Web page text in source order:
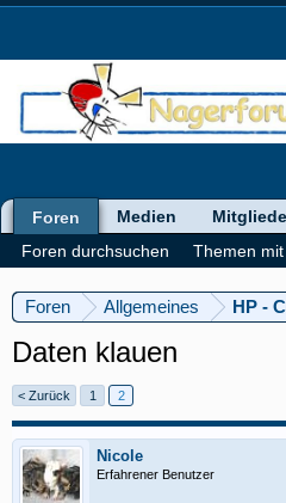
Foren Allgemeines HP -
Daten klauen
< Zurück 1 2
Nicole
Erfahrener Benutzer
Foren
Foren durchsuchen
Themen
Medien